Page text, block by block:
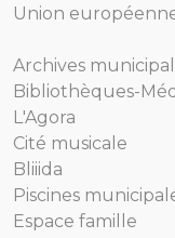
Union
Archives
Bibliothèques-
L'Agora
Cité musicale
Bliiida
Piscines
Espace famille